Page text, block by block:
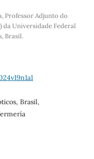
Professor Adjunto do
da Universidade Federal
Brasil.
Brasil,